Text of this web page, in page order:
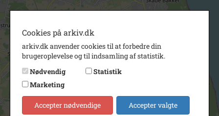
Cookies på arkiv.dk
arkiv.dk anvender cookies til at forbedre din
brugeroplevelse og til indsamling af statistik.
Nødvendig
Statistik
Marketing
Accepter nødvendige Accepter valgte